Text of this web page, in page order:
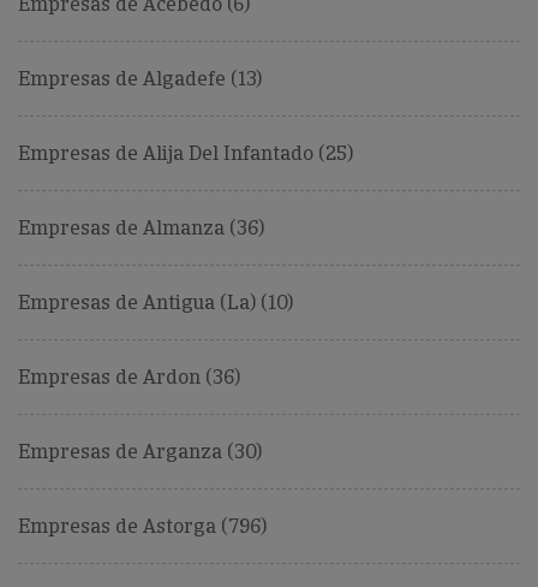
Empresas de Algadefe (13)
Empresas de Alija Del Infantado (25)
Empresas de Almanza (36)
Empresas de Antigua (La) (10)
Empresas de Ardon (36)
Empresas de Arganza (30)
Empresas de Astorga (796)